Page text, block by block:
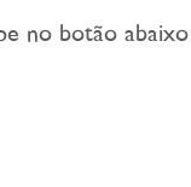
no botão abaixo